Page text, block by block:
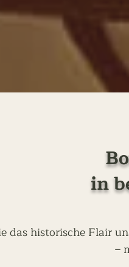
in
das historische Flair
–